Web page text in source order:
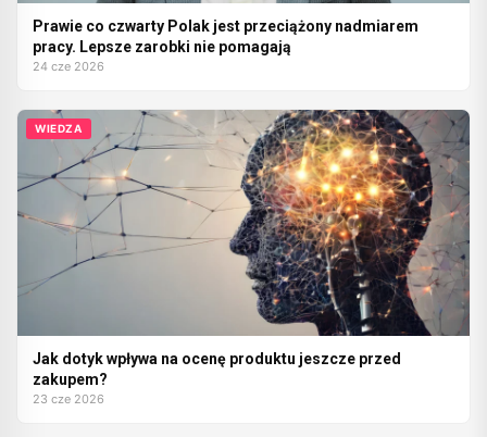
Prawie co czwarty Polak jest przeciążony nadmiarem
pracy. Lepsze zarobki nie pomagają
24 cze 2026
WIEDZA
Jak dotyk wpływa na ocenę produktu jeszcze przed
zakupem?
23 cze 2026